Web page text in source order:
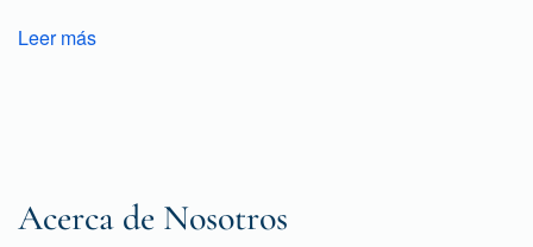
Leer más
Acerca de Nosotros